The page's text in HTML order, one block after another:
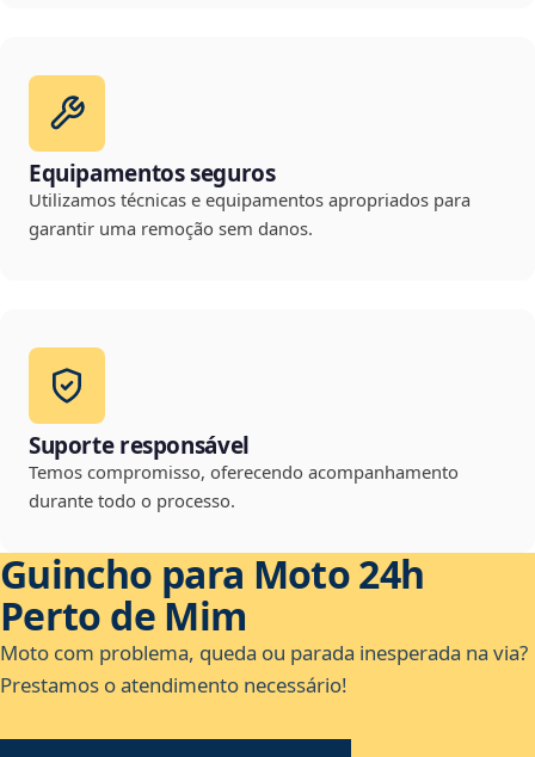
Equipamentos seguros
Utilizamos técnicas e equipamentos apropriados para
garantir uma remoção sem danos.
Suporte responsável
Temos compromisso, oferecendo acompanhamento
durante todo o processo.
Guincho para Moto 24h
Perto de Mim
Moto com problema, queda ou parada inesperada na via?
Prestamos o atendimento necessário!